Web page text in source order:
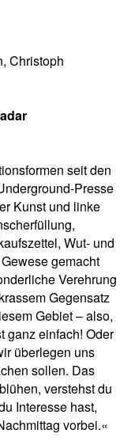
Christoph
seit den
Presse
Kunst und linke
Wut- und
gemacht
Verehrung
Gegensatz
Gebiet – also,
ganz einfach! Oder
überlegen uns
sollen. Das
verstehst du
Interesse hast,
vorbei.«